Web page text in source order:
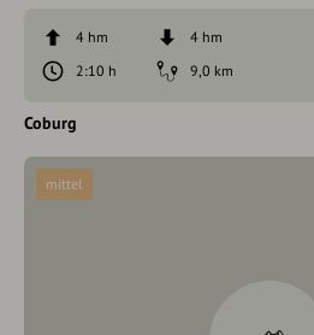
4 hm
4 hm
2:10 h
9,0 km
Coburg
mittel